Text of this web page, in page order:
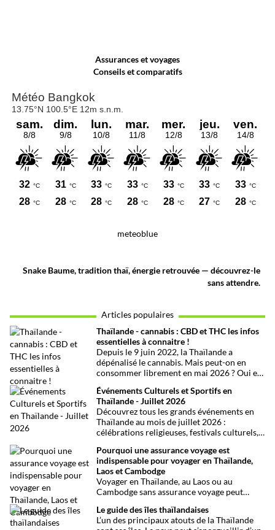
Assurances et voyages
Conseils et comparatifs
meteoblue
Snake Baume, tradition thaï, énergie retrouvée — découvrez-le
sans attendre.
Articles populaires
Thaïlande - cannabis : CBD et THC les infos
essentielles à connaitre !
Depuis le 9 juin 2022, la Thaïlande a
dépénalisé le cannabis. Mais peut-on en
consommer librement en mai 2026 ? Oui et
confusions qui peuvent avoir de grosses
conséquences ! Explications.
Événements Culturels et Sportifs en
Thaïlande - Juillet 2026
Découvrez tous les grands événements en
Thaïlande au mois de juillet 2026 :
célébrations religieuses, festivals culturels,
et fêtes locales. Une sélection
chronologique complète pour ne rien
manquer !
Pourquoi une assurance voyage est
indispensable pour voyager en Thaïlande,
Laos et Cambodge
Voyager en Thaïlande, au Laos ou au
Cambodge sans assurance voyage peut
maladies ou perte de bagages sont des
imprévus fréquents en Asie du Sud-Est.
Le guide des îles thaïlandaises
L’un des principaux atouts de la Thaïlande